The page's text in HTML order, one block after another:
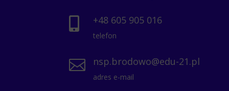
 +48 605 905 016
telefon
 nsp.brodowo@edu-21.pl
adres e-mail